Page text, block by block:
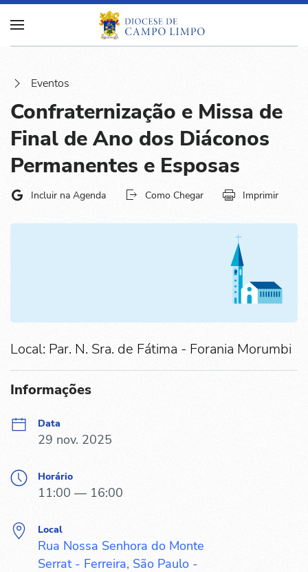
Eventos
Confraternização e Missa de
Final de Ano dos Diáconos
Permanentes e Esposas
Incluir na Agenda Como Chegar Imprimir
Local: Par. N. Sra. de Fátima - Forania Morumbi
Informações
Data
29 nov. 2025
Horário
11:00 — 16:00
Local
Rua Nossa Senhora do Monte
Serrat - Ferreira, São Paulo -